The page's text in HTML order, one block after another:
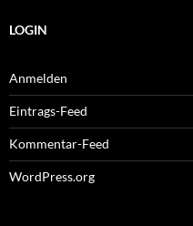
LOGIN
Anmelden
Eintrags-Feed
Kommentar-Feed
WordPress.org